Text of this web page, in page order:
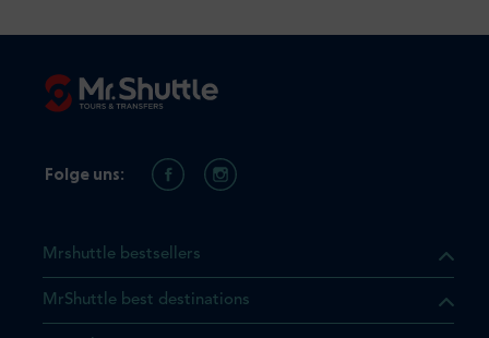
dass sich das Produkt, das
Mrshuttle bestsellers
MrShuttle best destinations
Folge uns: